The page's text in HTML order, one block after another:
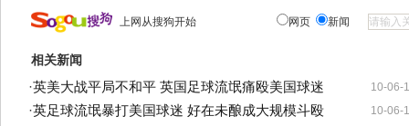
上网从搜狗开始 网页 新闻
相关新闻
10-06-
·英美大战平局不和平 英国足球流氓痛殴美国球迷
10-06-
·英足球流氓暴打美国球迷 好在未酿成大规模斗殴